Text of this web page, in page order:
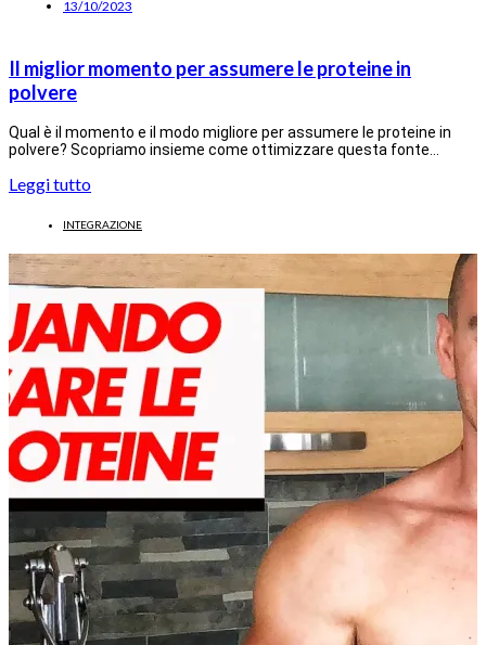
13/10/2023
Il miglior momento per assumere le proteine in
polvere
Qual è il momento e il modo migliore per assumere le proteine in
polvere? Scopriamo insieme come ottimizzare questa fonte…
Leggi tutto
INTEGRAZIONE